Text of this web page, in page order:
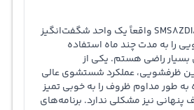
ظرفشویی بوش SMS8ZDI86Q واقعاً یک واحد شگفت‌انگیز
را به مدت چند ماه استفاده
راضی هستم. یکی از
ظرفشویی، عملکرد شستشوی عالی
طور مداوم ظروف را به خوبی تمیز
نیز مشکلی ندارد. برنامه‌های